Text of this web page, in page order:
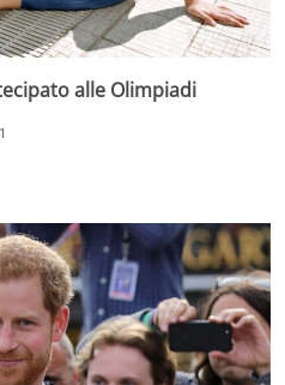
alle Olimpiadi